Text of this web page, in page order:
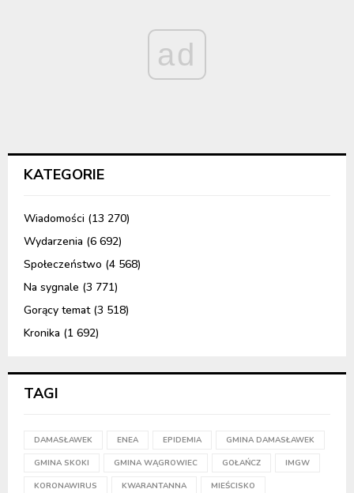
ad
KATEGORIE
Wiadomości (13 270)
Wydarzenia (6 692)
Społeczeństwo (4 568)
Na sygnale (3 771)
Gorący temat(3 518)
Kronika (1 692)
TAGI
DAMASŁAWEK ENEA EPIDEMIA GMINA DAMASŁAWEK
GMINA SKOKI GMINA WĄGROWIEC GOŁAŃCZ IMGW
KORONAWIRUS KWARANTANNA MIEŚCISKO